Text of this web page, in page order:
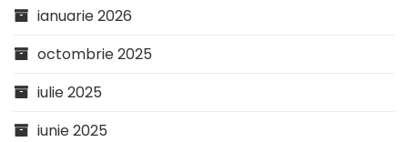
ianuarie 2026
octombrie 2025
iulie 2025
iunie 2025